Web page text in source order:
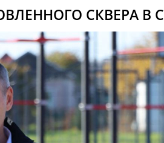
СКВЕРА В